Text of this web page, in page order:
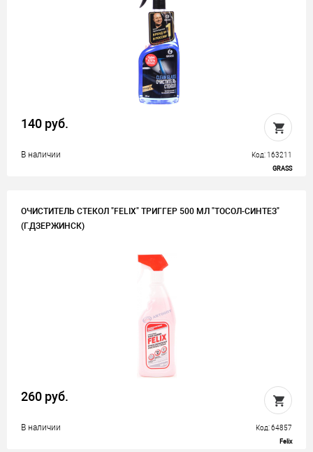
140 руб.
В наличии Код: 163211
GRASS
ОЧИСТИТЕЛЬ СТЕКОЛ "FELIX" ТРИГГЕР 500 МЛ "ТОСОЛ-СИНТЕЗ"
(Г.ДЗЕРЖИНСК)
260 руб.
В наличии Код: 64857
Felix